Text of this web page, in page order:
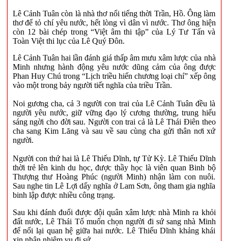
Lê Cảnh Tuân còn là nhà thơ nổi tiếng thời Trần, Hồ. Ông làm
thơ để tỏ chí yêu nước, hết lòng vì dân vì nước. Thơ ông hiện
còn 12 bài chép trong “Việt âm thi tập” của Lý Tư Tấn và
Toàn Việt thi lục của Lê Quý Đôn.
Lê Cảnh Tuân hai lần đánh giá thấp âm mưu xâm lược của nhà
Minh nhưng hành động yêu nước dũng cảm của ông được
Phan Huy Chú trong “Lịch triều hiến chương loại chí” xếp ông
vào một trong bảy người tiết nghĩa của triều Trần.
Noi gương cha, cả 3 người con trai của Lê Cảnh Tuân đều là
người yêu nước, giữ vững đạo lý cương thường, trung hiếu
sáng ngời cho đời sau. Người con trai cả là Lê Thái Điên theo
cha sang Kim Lăng và sau về sau cùng cha gửi thân nơi xứ
người.
Người con thứ hai là Lê Thiếu Dĩnh, tự Tử Kỳ. Lê Thiếu Dĩnh
thời trẻ lên kinh du học, được thầy học là viên quan Binh bộ
Thượng thư Hoàng Phúc (người Minh) nhận làm con nuôi.
Sau nghe tin Lê Lợi dấy nghĩa ở Lam Sơn, ông tham gia nghĩa
binh lập được nhiều công trạng.
Sau khi đánh đuổi được đội quân xâm lược nhà Minh ra khỏi
đất nước, Lê Thái Tổ muốn chọn người đi sứ sang nhà Minh
để nối lại quan hệ giữa hai nước. Lê Thiếu Dĩnh khảng khái